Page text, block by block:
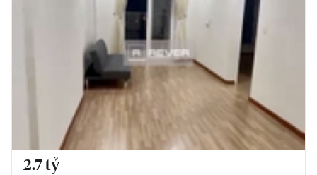
2.7 tỷ